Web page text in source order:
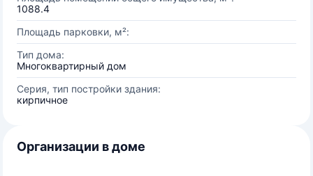
1088.4
Площадь парковки, м²:
Тип дома:
Многоквартирный дом
Серия, тип постройки здания:
кирпичное
Организации в доме